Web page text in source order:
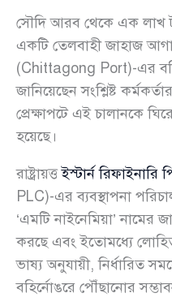
সৌদি আরব থেকে এক লাখ
একটি তেলবাহী জাহাজ
(Chittagong Port)-এর
জানিয়েছেন সংশ্লিষ্ট
প্রেক্ষাপটে এই চালানকে
হয়েছে।
রাষ্ট্রায়ত্তইস্টার্ন রিফাইনারি
PLC)-এর ব্যবস্থাপনা
‘এমটি নাইনেমিয়া’
করছে এবং ইতোমধ্যে
ভাষ্য অনুযায়ী, নির্ধারিত
বহির্নোঙরে পৌঁছানোর